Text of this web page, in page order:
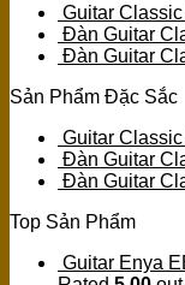
Guitar
Đàn Guitar
Đàn Guitar
Sản Phẩm Đặc Sắc
Guitar
Đàn Guitar
Đàn Guitar
Top Sản Phẩm
Guitar Enya